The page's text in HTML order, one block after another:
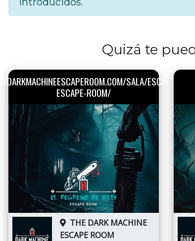
Quizá te
SALA/ESCALOFRIO-
ESCAPE-ROOM/
THE DARK MACHINE
ESCAPE ROOM